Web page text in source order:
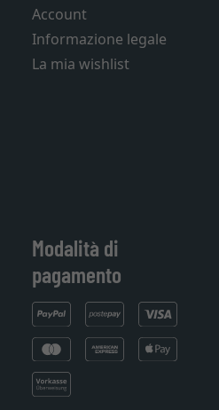
Account
Informazione legale
La mia wishlist
Modalità di
pagamento